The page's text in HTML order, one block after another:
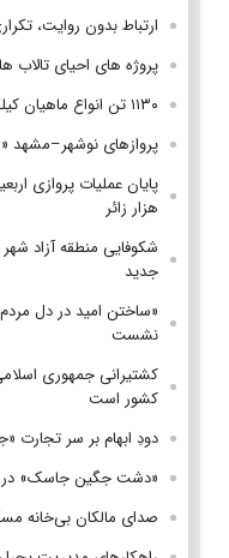
ارتباط بدون روایت،
پروژه های احیای
۱۱۳۰ تن انواع ماهیان کیلکا از دریای خزر صید شد
پروازهای نوشهر–مشهد «هما» از ۱۸ مرداد
هزار زائر
شکوفایی منطقه آزاد
جدید
«ساختن امید در دل
نشست
کشتیرانی جمهوری
کشور است
دودِ ابهام بر سر تجارت
«دشت جگین جاسک» در
صدای مالکان بی‌خانه